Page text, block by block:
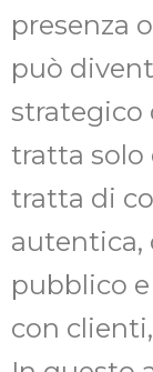
presenza
può
strategico
tratta solo
tratta di
autentica,
pubblico
con